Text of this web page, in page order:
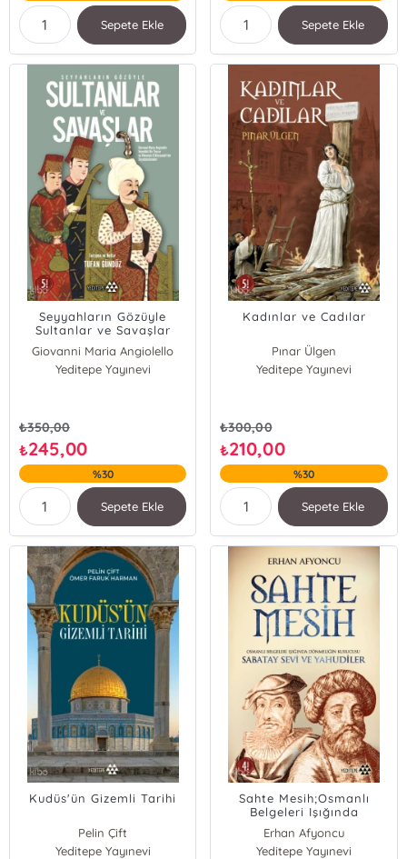
Sepete Ekle Sepete Ekle
Seyyahların Gözüyle
Sultanlar ve Savaşlar
Giovanni Maria Angiolello
Vincenzo Dalessandri
Yeditepe Yayınevi
₺350,00
₺245,00
%30
Sepete Ekle
Kadınlar ve Cadılar
Pınar Ülgen
Yeditepe Yayınevi
₺300,00
₺210,00
%30
Sepete Ekle
Kudüs'ün Gizemli Tarihi
Pelin Çift
Ömer Faruk Harman
Yeditepe Yayınevi
Sahte Mesih;Osmanlı
Belgeleri Işığında
Dönmeliğin Kurucusu
Sabatay Sevi ve Yahudiler
Erhan Afyoncu
Yeditepe Yayınevi